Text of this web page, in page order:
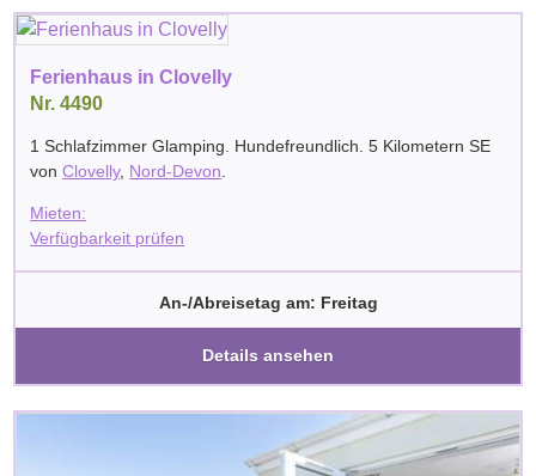
Ferienhaus in Clovelly
Nr. 4490
1 Schlafzimmer Glamping. Hundefreundlich. 5 Kilometern SE
vonClovelly, Nord-Devon
Mieten:
Verfügbarkeit prüfen
An-/Abreisetag am: Freitag
Details ansehen